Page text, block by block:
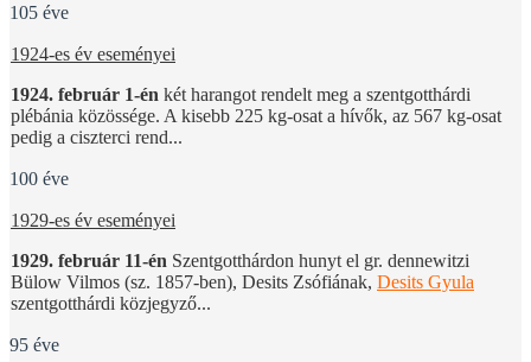
105 éve
1924-es év eseményei
1924. február 1-én két harangot rendelt meg a szentgotthárdi
plébánia közössége. A kisebb 225 kg-osat a hívők, az 567 kg-osat
pedig a ciszterci rend...
100 éve
1929-es év eseményei
1929. február 11-én Szentgotthárdon hunyt el gr. dennewitzi
Bülow Vilmos (sz. 1857-ben), Desits Zsófiának, Desits Gyula
szentgotthárdi közjegyző...
95 éve